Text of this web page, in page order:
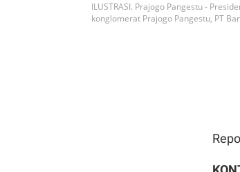
ILUSTRASI. Prajogo Pangestu -
konglomerat Prajogo Pangestu, PT